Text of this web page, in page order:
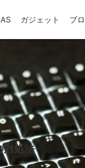
ガジェット ブ
処法